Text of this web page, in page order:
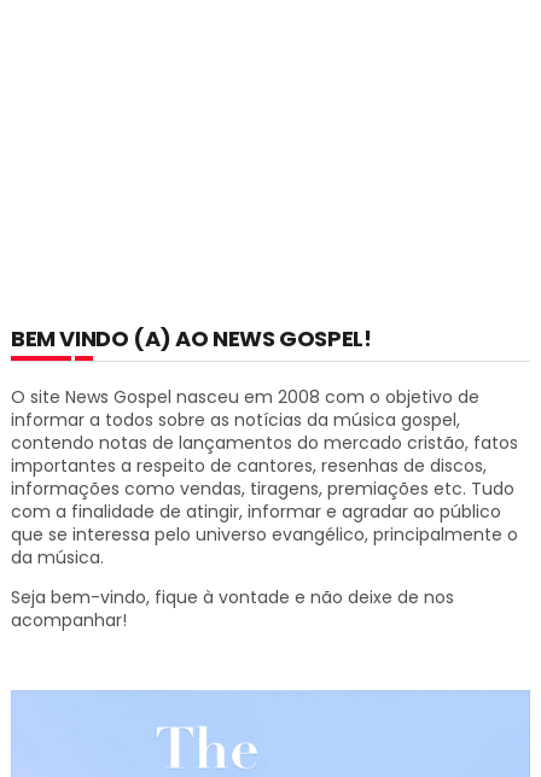
BEM VINDO (A) AO NEWS GOSPEL!
O site News Gospel nasceu em 2008 com o objetivo de
informar a todos sobre as notícias da música gospel,
contendo notas de lançamentos do mercado cristão, fatos
importantes a respeito de cantores, resenhas de discos,
informações como vendas, tiragens, premiações etc. Tudo
com a finalidade de atingir, informar e agradar ao público
que se interessa pelo universo evangélico, principalmente o
da música.
Seja bem-vindo, fique à vontade e não deixe de nos
acompanhar!